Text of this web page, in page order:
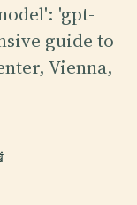
'gpt-
guide to
Vienna,